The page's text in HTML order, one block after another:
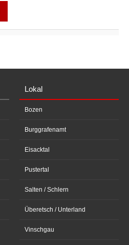
Lokal
Bozen
Burggrafenamt
Eisacktal
Pustertal
Salten / Schlern
Überetsch / Unterland
Vinschgau